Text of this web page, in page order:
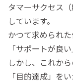
タマーサクセス
しています。
かつて求められ
「サポートが良
しかし、これか
「目的達成」を